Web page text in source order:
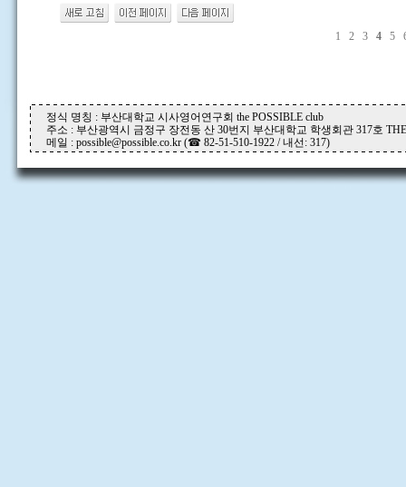
1 2 3 4 5
정식 명칭 : 부산대학교 시사영어연구회 the POSSIBLE club
주소 : 부산광역시 금정구 장전동 산 30번지 부산대학교 학생회관 317호
메일 : possible@possible.co.kr (☎ 82-51-510-1922 / 내선: 317)